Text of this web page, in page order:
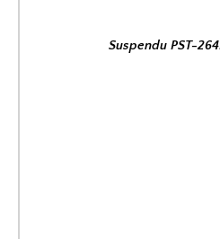
Suspendu PST-